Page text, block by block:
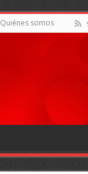
Quiénes somos